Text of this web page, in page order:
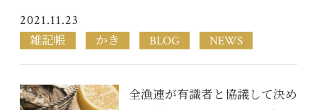
2021.11.23
雑記帳 かき BLOG NEWS
全漁連が有識者と協議して決め